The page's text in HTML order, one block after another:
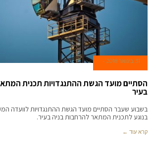
31 בינואר 2018
הסתיים מועד הגשת ההתנגדויות תכנית
בעיר
בשבוע שעבר הסתיים מועד הגשת ההתנגדויות לוועדה
בנוגע לתכנית המתאר להרחבות בניה בעיר.
קרא עוד ←